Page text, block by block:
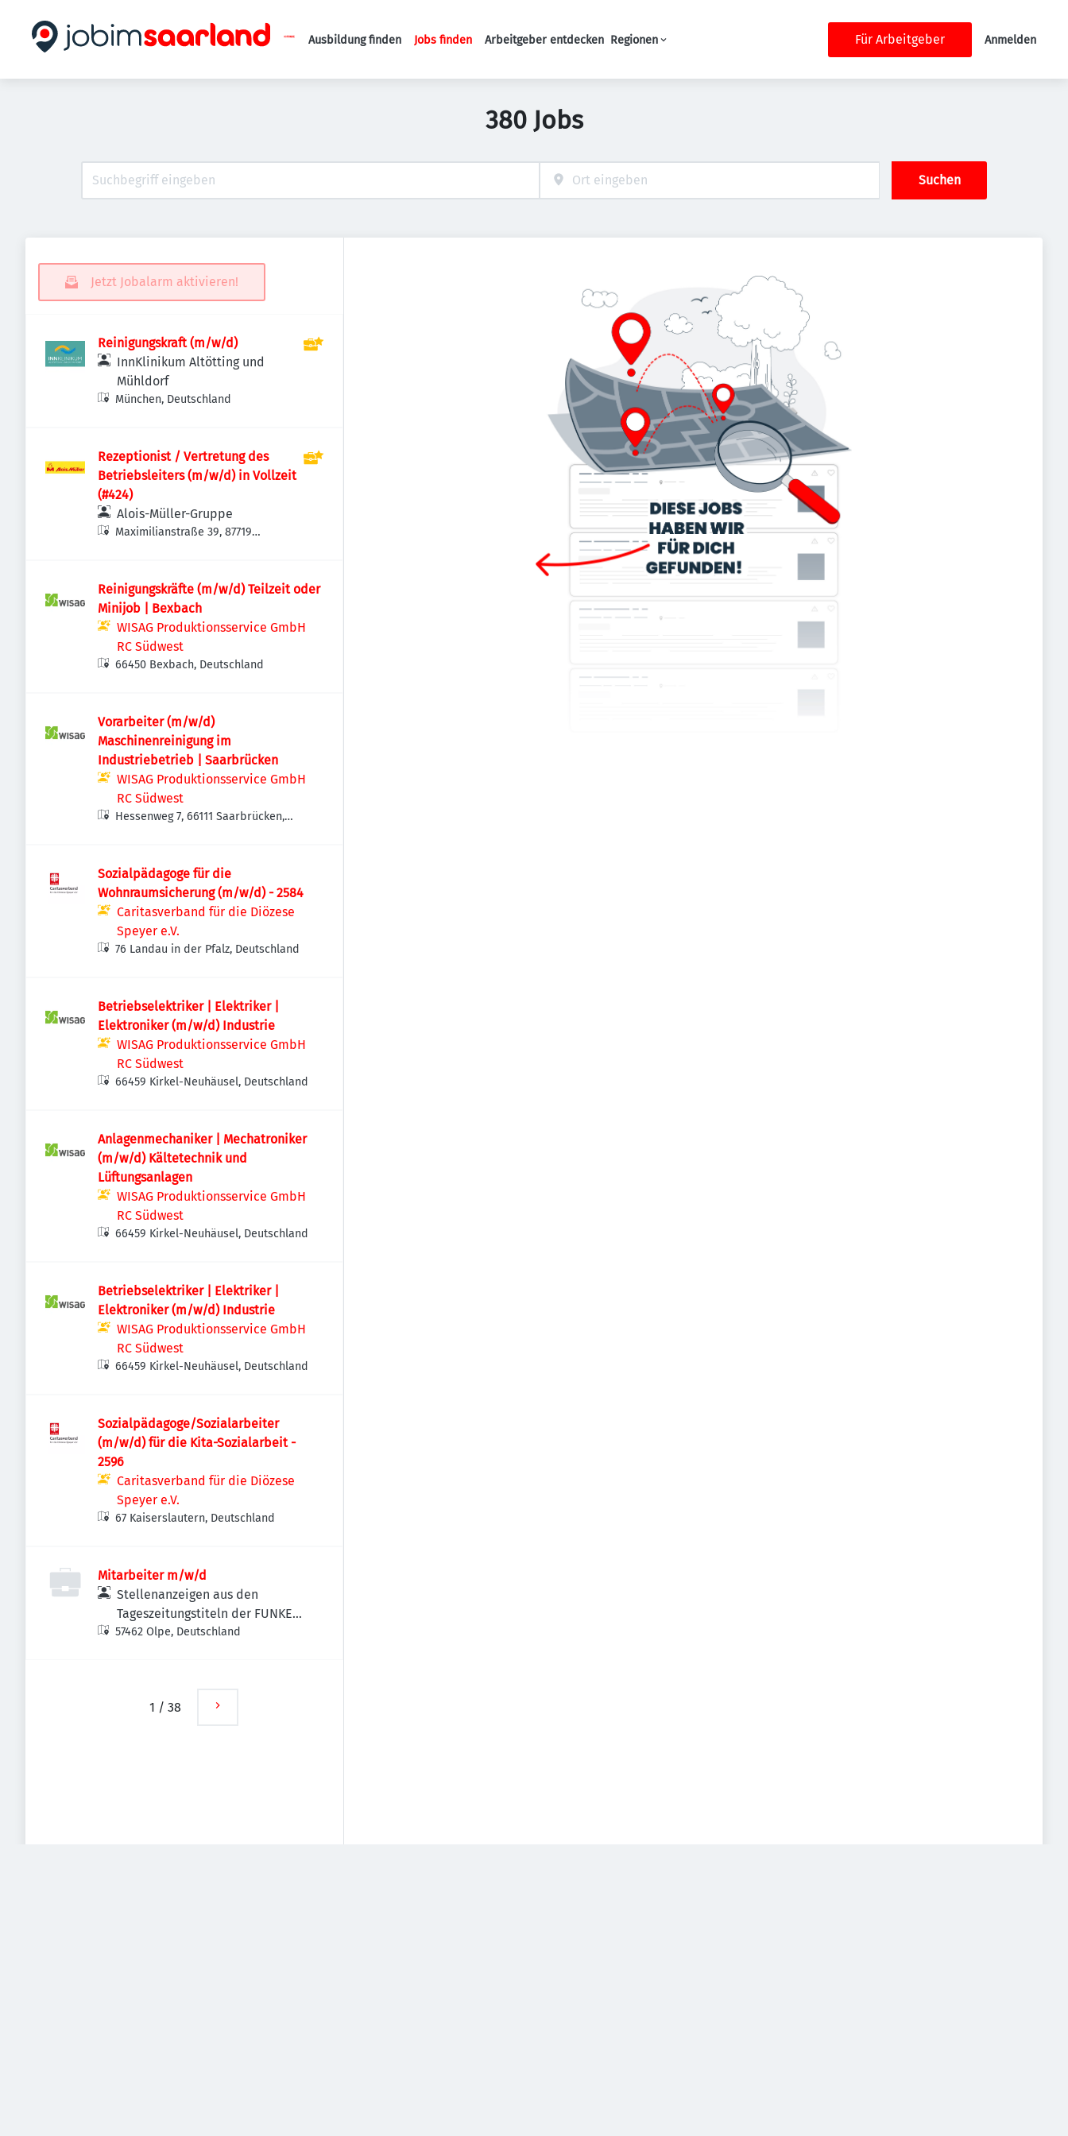
Haupt-Navigation
Ausbildung finden Jobs finden Arbeitgeber entdecken Regionen Für Arbeitgeber Anmelden
380 Jobs
Suchen
Jetzt Jobalarm aktivieren!
Reinigungskraft (m/w/d)
InnKlinikum Altötting und
Mühldorf
München, Deutschland
Rezeptionist / Vertretung des
Betriebsleiters (m/w/d) in Vollzeit
(#424)
Alois-Müller-Gruppe
Maximilianstraße 39, 87719
Reinigungskräfte (m/w/d) Teilzeit oder
Minijob | Bexbach
WISAG Produktionsservice GmbH
RC Südwest
66450 Bexbach, Deutschland
Vorarbeiter (m/w/d)
Maschinenreinigung im
Industriebetrieb | Saarbrücken
WISAG Produktionsservice GmbH
RC Südwest
Hessenweg 7, 66111 Saarbrücken,
Sozialpädagoge für die
Wohnraumsicherung (m/w/d) - 2584
Caritasverband für die Diözese
Speyer e.V.
76 Landau in der Pfalz, Deutschland
Betriebselektriker | Elektriker |
Elektroniker (m/w/d) Industrie
WISAG Produktionsservice GmbH
RC Südwest
66459 Kirkel-Neuhäusel, Deutschland
Anlagenmechaniker | Mechatroniker
(m/w/d) Kältetechnik und
Lüftungsanlagen
WISAG Produktionsservice GmbH
RC Südwest
66459 Kirkel-Neuhäusel, Deutschland
Betriebselektriker | Elektriker |
Elektroniker (m/w/d) Industrie
WISAG Produktionsservice GmbH
RC Südwest
66459 Kirkel-Neuhäusel, Deutschland
Sozialpädagoge/Sozialarbeiter
(m/w/d) für die Kita-Sozialarbeit -
2596
Caritasverband für die Diözese
Speyer e.V.
67 Kaiserslautern, Deutschland
Mitarbeiter m/w/d
Stellenanzeigen aus den
Tageszeitungstiteln der FUNKE
MEDIEN NRW
57462 Olpe, Deutschland
1 / 38